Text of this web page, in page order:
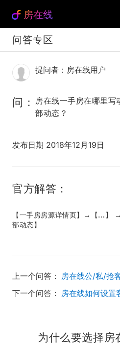
房在线
问答专区
提问者：房在线用户
问：
房在线一手房在哪里写
部动态？
发布日期 2018年12月19日
官方解答：
【一手房房源详情页】 →【 … 】
部动态】
上一个问答： 房在线公/私/抢
下一个问答： 房在线如何设置
为什么要选择房